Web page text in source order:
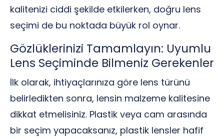
kalitenizi ciddi şekilde etkilerken, doğru lens
seçimi de bu noktada büyük rol oynar.
Gözlüklerinizi Tamamlayın: Uyumlu
Lens Seçiminde Bilmeniz Gerekenler
İlk olarak, ihtiyaçlarınıza göre lens türünü
belirledikten sonra, lensin malzeme kalitesine
dikkat etmelisiniz. Plastik veya cam arasında
bir seçim yapacaksanız, plastik lensler hafif